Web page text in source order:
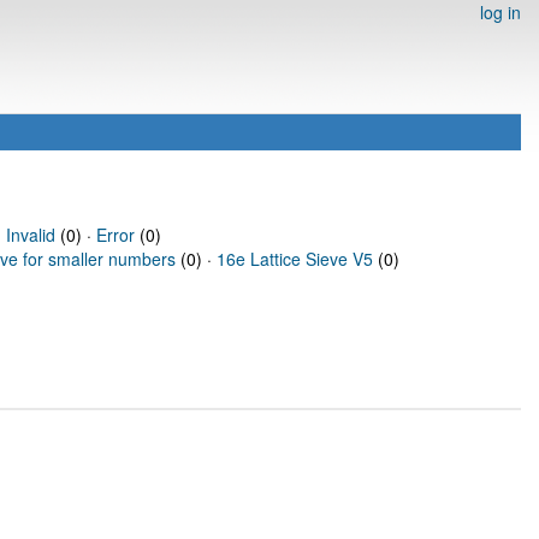
log in
Invalid (0) · Error(0)
for smaller numbers (0) · 16e Lattice Sieve V5 (0)